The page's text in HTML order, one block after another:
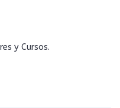
y Cursos.